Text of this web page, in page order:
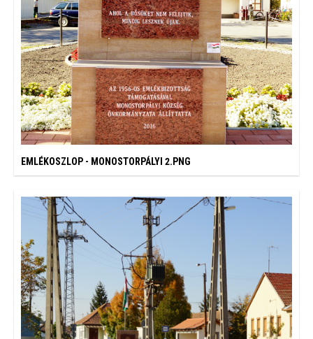
EMLÉKOSZLOP - MONOSTORPÁLYI 2.PNG